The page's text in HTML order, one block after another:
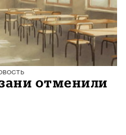
отменили